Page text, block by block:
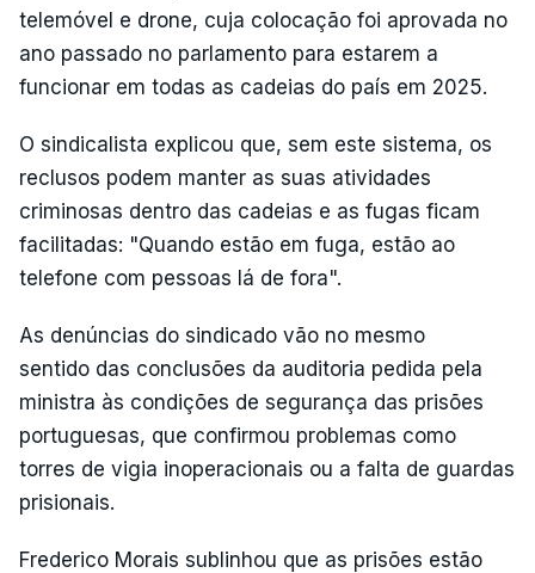
telemóvel e drone, cuja colocação foi aprovada no
ano passado no parlamento para estarem a
funcionar em todas as cadeias do país em 2025.
O sindicalista explicou que, sem este sistema, os
reclusos podem manter as suas atividades
criminosas dentro das cadeias e as fugas ficam
facilitadas: "Quando estão em fuga, estão ao
telefone com pessoas lá de fora".
As denúncias do sindicado vão no mesmo
sentido das conclusões da auditoria pedida pela
ministra às condições de segurança das prisões
portuguesas, que confirmou problemas como
torres de vigia inoperacionais ou a falta de guardas
prisionais.
Frederico Morais sublinhou que as prisões estão